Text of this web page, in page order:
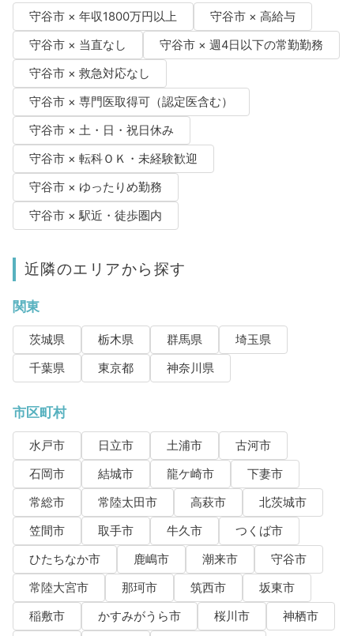
守谷市 × 年収1800万円以上
守谷市 × 高給与
守谷市 × 当直なし
守谷市 × 週4日以下の常勤勤務
守谷市 × 救急対応なし
守谷市 × 専門医取得可（認定医含む）
守谷市 × 土・日・祝日休み
守谷市 × 転科ＯＫ・未経験歓迎
守谷市 × ゆったりめ勤務
守谷市 × 駅近・徒歩圏内
近隣のエリアから探す
関東
茨城県 栃木県 群馬県
埼玉県
千葉県
東京都 神奈川県
市区町村
水戸市 日立市 土浦市
古河市
石岡市
結城市 龍ケ崎市
下妻市
常総市
常陸太田市 高萩市
北茨城市
笠間市
取手市 牛久市
つくば市
ひたちなか市
鹿嶋市 潮来市
守谷市
常陸大宮市
那珂市 筑西市
坂東市
稲敷市
かすみがうら市 桜川市
神栖市